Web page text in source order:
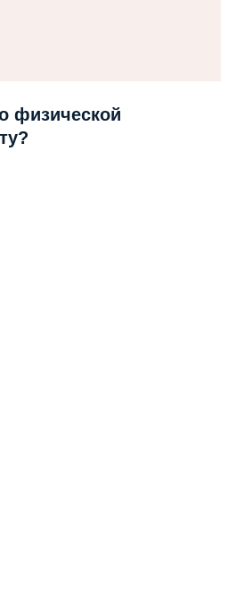
физической